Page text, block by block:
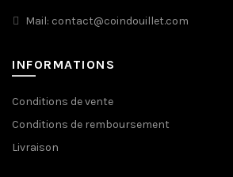
Mail: contact@coindouillet.com
INFORMATIONS
Conditions de vente
Conditions de remboursement
Livraison